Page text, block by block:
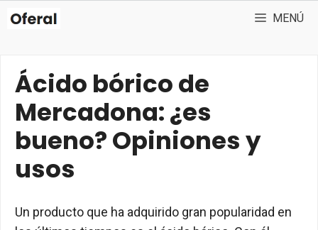
Saltar
MENÚ
Ácido bórico de
Mercadona: ¿es
bueno? Opiniones y
usos
Un producto que ha adquirido gran popularidad en